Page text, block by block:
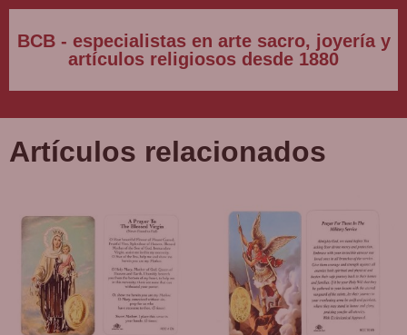
BCB - especialistas en arte sacro, joyería y
artículos religiosos desde 1880
Artículos relacionados